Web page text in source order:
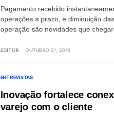
Pagamento recebido
operações a prazo, e diminuição
operação são novidades que
EDITOR OUTUBRO 21, 2019
ENTREVISTAS
Inovação fortalece
varejo com o cliente